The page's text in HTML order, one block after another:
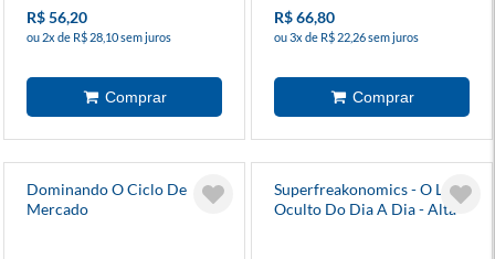
R$ 56,20
ou 2x de R$ 28,10 sem juros
R$ 66,80
ou 3x de R$ 22,26 sem juros
Dominando O Ciclo De
Mercado
Superfreakonomics - O Lado
Oculto Do Dia A Dia - Alta